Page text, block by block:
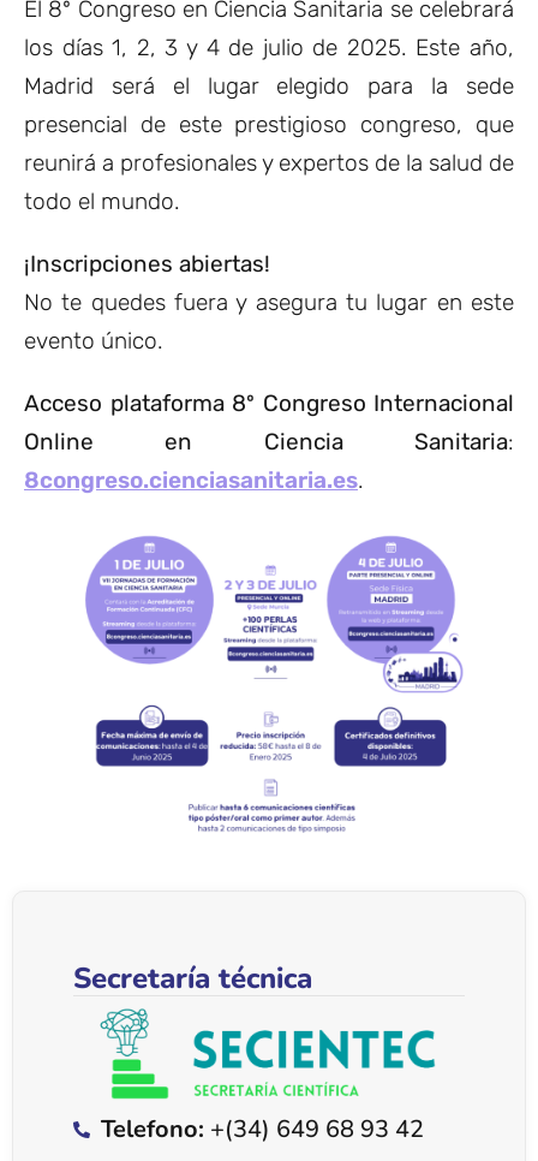
El 8º Congreso en Ciencia Sanitaria se celebrará
los días 1, 2, 3 y 4 de julio de 2025. Este año,
Madrid será el lugar elegido para la sede
presencial de este prestigioso congreso, que
reunirá a profesionales y expertos de la salud de
todo el mundo.
¡Inscripciones abiertas!
No te quedes fuera y asegura tu lugar en este
evento único.
Acceso plataforma 8º Congreso Internacional
Online en Ciencia Sanitaria:
8congreso.cienciasanitaria.es.
Secretaría técnica
Telefono: +(34) 649 68 93 42